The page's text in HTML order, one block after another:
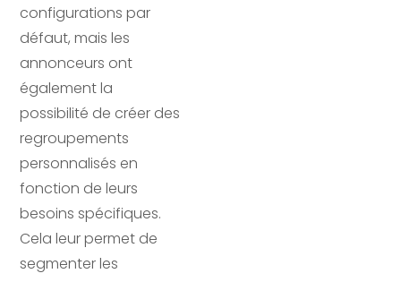
configurations par
défaut, mais les
annonceurs ont
également la
possibilité de créer des
regroupements
personnalisés en
fonction de leurs
besoins spécifiques.
Cela leur permet de
segmenter les